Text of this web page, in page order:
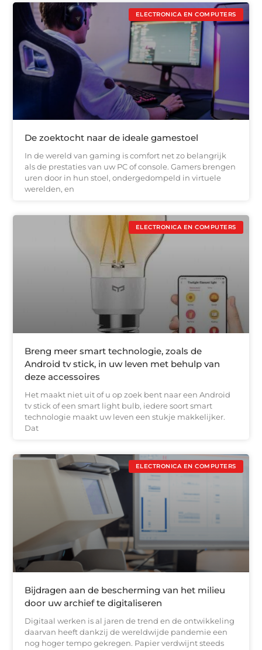
ELECTRONICA EN COMPUTERS
De zoektocht naar de ideale gamestoel
In de wereld van gaming is comfort net zo belangrijk
als de prestaties van uw PC of console. Gamers brengen
uren door in hun stoel, ondergedompeld in virtuele
werelden, en
ELECTRONICA EN COMPUTERS
Breng meer smart technologie, zoals de
Android tv stick, in uw leven met behulp van
deze accessoires
Het maakt niet uit of u op zoek bent naar een Android
tv stick of een smart light bulb, iedere soort smart
technologie maakt uw leven een stukje makkelijker.
Dat
ELECTRONICA EN COMPUTERS
Bijdragen aan de bescherming van het milieu
door uw archief te digitaliseren
Digitaal werken is al jaren de trend en de ontwikkeling
daarvan heeft dankzij de wereldwijde pandemie een
nog hoger tempo gekregen. Papier verdwijnt steeds